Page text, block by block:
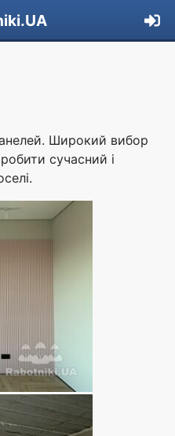
Широкий вибор
сучасний і